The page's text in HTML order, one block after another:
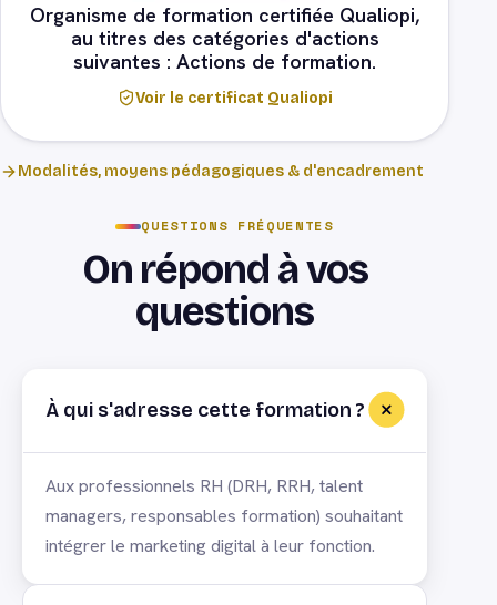
Organisme de formation certifiée Qualiopi,
au titres des catégories d'actions
suivantes : Actions de formation.
Voir le certificat Qualiopi
Modalités, moyens pédagogiques & d'encadrement
QUESTIONS FRÉQUENTES
On répond à vos
questions
À qui s'adresse cette formation ?
Aux professionnels RH (DRH, RRH, talent
managers, responsables formation) souhaitant
intégrer le marketing digital à leur fonction.